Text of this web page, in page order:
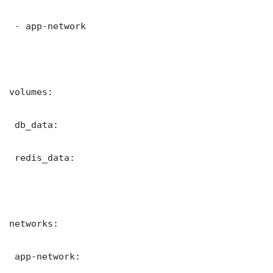
- app-network
volumes:
db_data:
redis_data:
networks:
app-network: